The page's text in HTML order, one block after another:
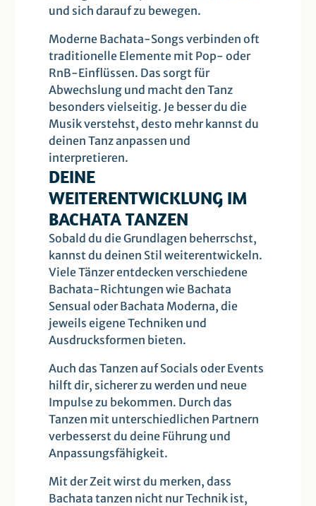
und sich darauf zu bewegen.
Moderne Bachata-Songs verbinden oft
traditionelle Elemente mit Pop- oder
RnB-Einflüssen. Das sorgt für
Abwechslung und macht den Tanz
besonders vielseitig. Je besser du die
Musik verstehst, desto mehr kannst du
deinen Tanz anpassen und
interpretieren.
DEINE
WEITERENTWICKLUNG IM
BACHATA TANZEN
Sobald du die Grundlagen beherrschst,
kannst du deinen Stil weiterentwickeln.
Viele Tänzer entdecken verschiedene
Bachata-Richtungen wie Bachata
Sensual oder Bachata Moderna, die
jeweils eigene Techniken und
Ausdrucksformen bieten.
Auch das Tanzen auf Socials oder Events
hilft dir, sicherer zu werden und neue
Impulse zu bekommen. Durch das
Tanzen mit unterschiedlichen Partnern
verbesserst du deine Führung und
Anpassungsfähigkeit.
Mit der Zeit wirst du merken, dass
Bachata tanzen nicht nur Technik ist,